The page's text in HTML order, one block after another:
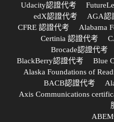
Udacity認證代考
edX認證代考
AGA認
CFRE 認證代考
Alabama
Certinia 認證代考
Brocade認證代考
BlackBerry認證代考
Blue
Alaska Foundations of
BACB認證代考
Axis Communications